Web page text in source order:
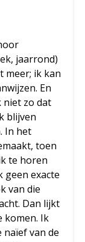
jaarrond)
meer; ik kan
En
niet zo dat
blijven
In het
toen
te horen
geen exacte
van die
Dan lijkt
komen. Ik
naïef van de